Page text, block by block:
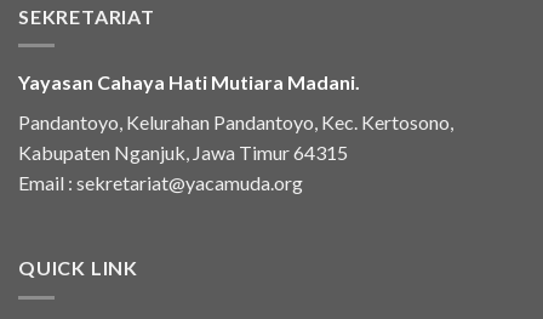
SEKRETARIAT
Yayasan Cahaya Hati Mutiara Madani.
Pandantoyo, Kelurahan Pandantoyo, Kec. Kertosono,
Kabupaten Nganjuk, Jawa Timur 64315
Email : sekretariat@yacamuda.org
QUICK LINK